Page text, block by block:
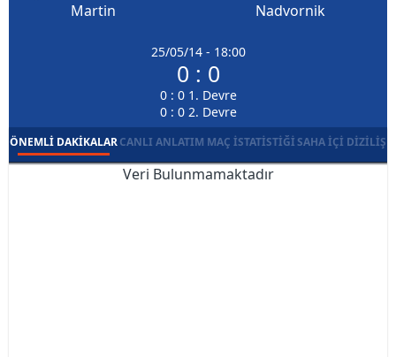
Martin
25/05/14 - 18:00
0 : 0
0 : 0 1. Devre
0 : 0 2. Devre
Nadvornik
ÖNEMLI DAKIKALARCANLI ANLATIM MAÇ İSTATISTIĞISAHA İÇI DIZILIŞ
Veri Bulunmamaktadır